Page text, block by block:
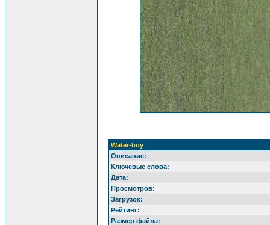
Water-boy
Описание:
Ключевые слова:
Дата:
Просмотров:
Загрузок:
Рейтинг:
Размер файла: